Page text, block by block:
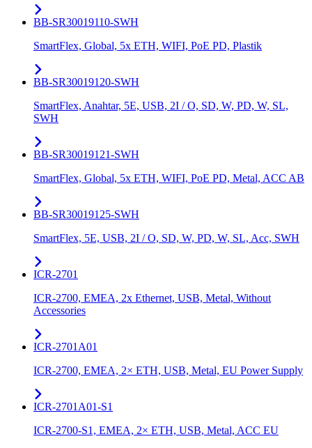
BB-SR30019110-SWH
SmartFlex, Global, 5x ETH, WIFI, PoE PD, Plastik
BB-SR30019120-SWH
SmartFlex, Anahtar, 5E, USB, 2I / O, SD, W, PD, W, SL,
SWH
BB-SR30019121-SWH
SmartFlex, Global, 5x ETH, WIFI, PoE PD, Metal, ACC AB
BB-SR30019125-SWH
SmartFlex, 5E, USB, 2I / O, SD, W, PD, W, SL, Acc, SWH
ICR-2701
ICR-2700, EMEA, 2x Ethernet, USB, Metal, Without
Accessories
ICR-2701A01
ICR-2700, EMEA, 2× ETH, USB, Metal, EU Power Supply
ICR-2701A01-S1
ICR-2700-S1, EMEA, 2× ETH, USB, Metal, ACC EU